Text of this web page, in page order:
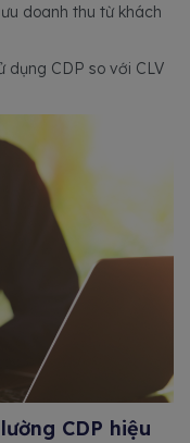
doanh thu từ khách
dụng CDP so với CLV
CDP hiệu